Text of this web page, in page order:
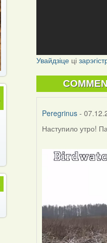
Увайдзіце ці
Peregrinus -
Наступило утро!